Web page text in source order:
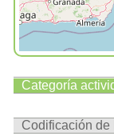
Categoría
Codificación de